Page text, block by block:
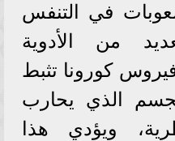
في التنفس
من الأدوية
كورونا تثبط
الذي يحارب
ويؤدي هذا